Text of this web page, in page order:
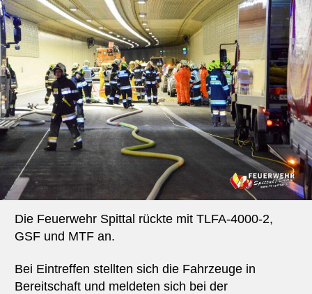
Die Feuerwehr Spittal rückte mit TLFA-4000-2,
GSF und MTF an.
Bei Eintreffen stellten sich die Fahrzeuge in
Bereitschaft und meldeten sich bei der